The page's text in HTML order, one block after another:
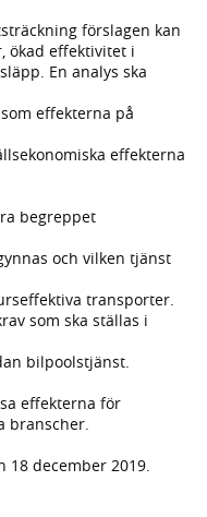
förslagen kan
ökad effektivitet i
En analys ska
effekterna på
effekterna
begreppet
och vilken tjänst
transporter.
som ska ställas i
bilpoolstjänst.
effekterna för
branscher.
18 december 2019.